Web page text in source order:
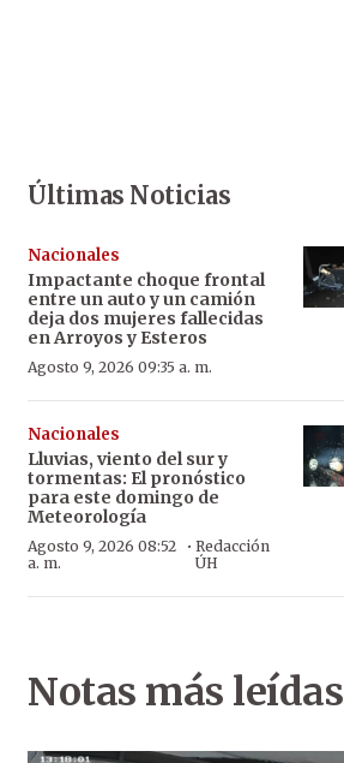
Últimas Noticias
Nacionales
Impactante choque frontal
entre un auto y un camión
deja dos mujeres fallecidas
en Arroyos y Esteros
Agosto 9, 2026 09:35 a. m.
Nacionales
Lluvias, viento del sur y
tormentas: El pronóstico
para este domingo de
Meteorología
Agosto 9, 2026 08:52
a. m.
· Redacción
ÚH
Notas más leídas